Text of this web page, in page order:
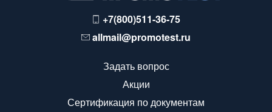
+7(800)511-36-75
allmail@promotest.ru
Задать вопрос
Акции
Сертификация по документам